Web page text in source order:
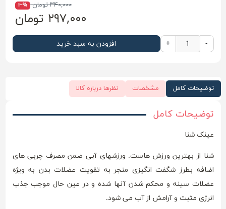
۳۴۰,۰۰۰ تومان ۱۳%
۲۹۷,۰۰۰ تومان
-
+ افزودن به سبد خرید
توضیحات کامل مشخصات نظرها درباره کالا
توضیحات کامل
عینک شنا
شنا از بهترین ورزش هاست. ورزشهای آبی ضمن مصرف چربی های
اضافه بطرز شگفت انگیزی منجر به تقویت عضلات بدن به ویژه
عضلات سینه و محکم شدن آنها شده و در عین حال موجب جذب
انرژی مثبت و آرامش از آب می شود.